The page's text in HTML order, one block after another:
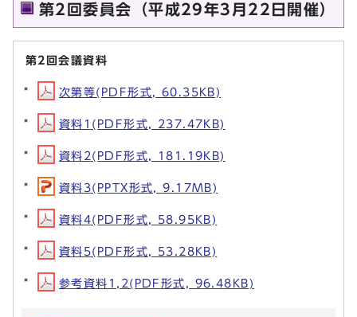
第2回委員会（平成29年3月22日開催）
第2回会議資料
次第等(PDF形式, 60.35KB)
資料1(PDF形式, 237.47KB)
資料2(PDF形式, 181.19KB)
資料3(PPTX形式, 9.17MB)
資料4(PDF形式, 58.95KB)
資料5(PDF形式, 53.28KB)
参考資料1,2(PDF形式, 96.48KB)